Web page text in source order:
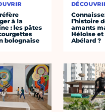
à la
: les pâtes
bolognaise
l’histoire
amants
Héloïse et
Abélard ?